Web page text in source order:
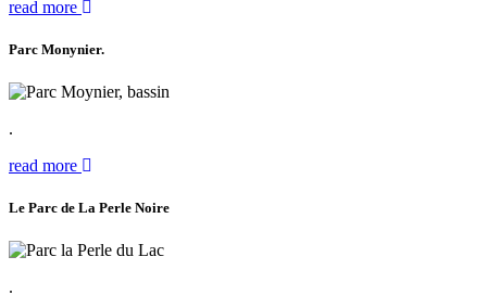
read more
Parc Monynier.
.
read more
Le Parc de La Perle Noire
.